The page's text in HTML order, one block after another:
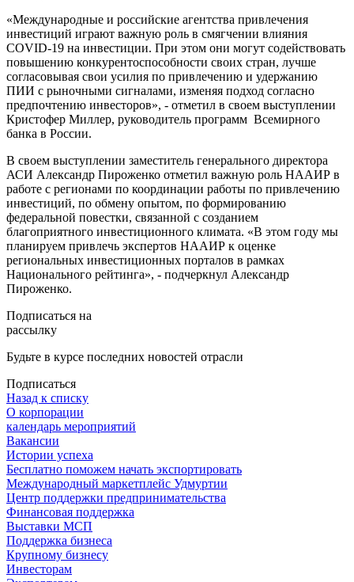
«Международные и российские агентства привлечения
инвестиций играют важную роль в смягчении влияния
COVID-19 на инвестиции. При этом они могут содействовать
повышению конкурентоспособности своих стран, лучше
согласовывая свои усилия по привлечению и удержанию
ПИИ с рыночными сигналами, изменяя подход согласно
предпочтению инвесторов», - отметил в своем выступлении
Кристофер Миллер, руководитель программ Всемирного
банка в России.
В своем выступлении заместитель генерального директора
АСИ Александр Пироженко отметил важную роль НААИР в
работе с регионами по координации работы по привлечению
инвестиций, по обмену опытом, по формированию
федеральной повестки, связанной с созданием
благоприятного инвестиционного климата. «В этом году мы
планируем привлечь экспертов НААИР к оценке
региональных инвестиционных порталов в рамках
Национального рейтинга», - подчеркнул Александр
Пироженко.
Подписаться на
рассылку
Будьте в курсе последних новостей отрасли
Подписаться
Назад к списку
О корпорации
календарь мероприятий
Вакансии
Истории успеха
Бесплатно поможем начать экспортировать
Международный маркетплейс Удмуртии
Центр поддержки предпринимательства
Финансовая поддержка
Выставки МСП
Поддержка бизнеса
Крупному бизнесу
Инвесторам